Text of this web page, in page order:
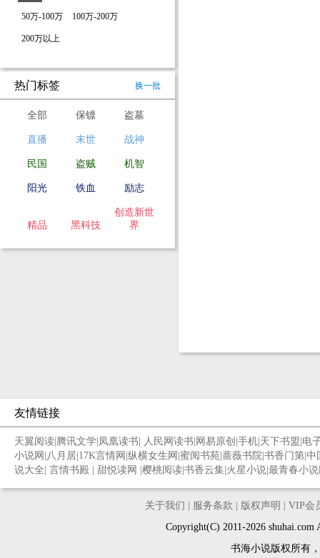
50万-100万 100万-200万
200万以上
热门标签 换一批
全部 保镖 盗墓
直播 末世 战神
民国 盗贼 机智
阳光 铁血 励志
精品 黑科技
创造新世
界
友情链接
天翼阅读 腾讯文学 凤凰读书 人民网读书 网易原创 手机 天下书盟 电
小说网 八月居 17K言情网 纵横女生网 蜜阅书苑 蔷薇书院 书香门第 中
说大全 言情书殿 甜悦读网 樱桃阅读 书香云集 火星小说 最青春小
关于我们 服务条款 版权声明
VIP会
Copyright(C) 2011-2026
书海小说版权所有